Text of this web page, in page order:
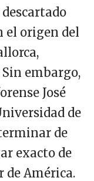
el origen del
embargo,
José
de
de
exacto de
de América.